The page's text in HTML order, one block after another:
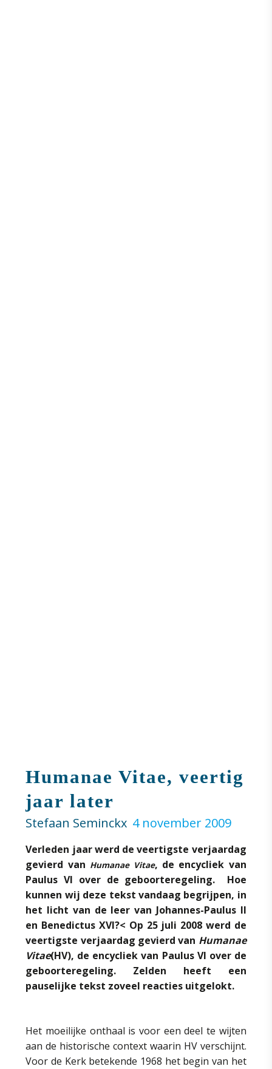
Humanae Vitae, veertig
jaar later
Stefaan Seminckx 4 november 2009
Verleden jaar werd de veertigste verjaardag
gevierd van Humanae Vitae, de encycliek van
Paulus VI over de geboorteregeling. Hoe
kunnen wij deze tekst vandaag begrijpen, in
het licht van de leer van Johannes-Paulus II
en Benedictus XVI?< Op 25 juli 2008 werd de
veertigste verjaardag gevierd van Humanae
Vitae(HV), de encycliek van Paulus VI over de
geboorteregeling. Zelden heeft een
pauselijke tekst zoveel reacties uitgelokt.
Het moeilijke onthaal is voor een deel te wijten
aan de historische context waarin HV verschijnt.
Voor de Kerk betekende 1968 het begin van het